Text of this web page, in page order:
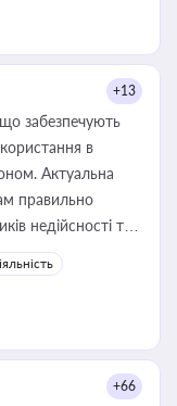
+13
забезпечують
в
Актуальна
правильно
недійсності та
влади та
+66